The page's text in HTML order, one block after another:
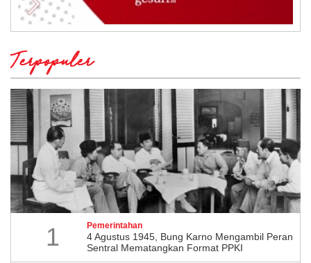
Terpopuler
1 Pemerintahan
4 Agustus 1945, Bung Karno Mengambil Peran
Sentral Mematangkan Format PPKI